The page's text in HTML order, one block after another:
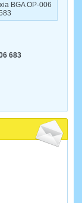
BGA OP-006
683